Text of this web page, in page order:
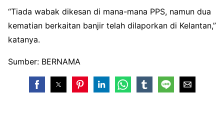
“Tiada wabak dikesan di mana-mana PPS, namun dua
kematian berkaitan banjir telah dilaporkan di Kelantan,”
katanya.
Sumber: BERNAMA